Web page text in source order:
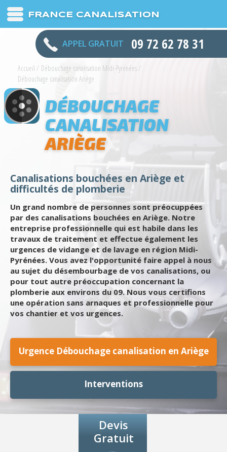
FRANCE CANALISATION
APPEL GRATUIT 09 72 62 78 31
Accueil / Débouchage canalisation Midi-Pyrénées/
Débouchage canalisation Ariège
DÉBOUCHAGE
CANALISATION
ARIÈGE
Canalisations bouchées en Ariège et
difficultés de plomberie
Un grand nombre de personnes sont préocuppées
par des canalisations bouchées en Ariège. Notre
entreprise professionnelle qui est habile dans les
travaux de traitement et effectue également les
urgences de vidange et de lavage en région Midi-
Pyrénées. Vous avez l'opportunité faire appel à nous
au sujet du désembourbage de vos canalisations, ou
pour tout autre préoccupation concernant la
plomberie aux environs du 09. Nous vous certifions
une opération sans arnaques et professionnelle pour
vos chantier et vos urgences.
Urgence Débouchage canalisation en Ariège
Interventions
Devis
Gratuit